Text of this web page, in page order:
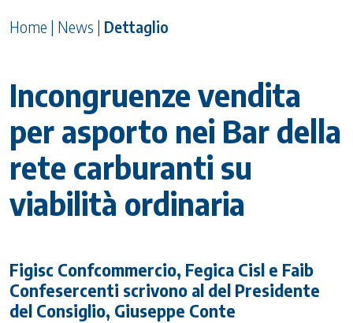
Home | News | Dettaglio
Incongruenze vendita
per asporto nei Bar della
rete carburanti su
viabilità ordinaria
Figisc Confcommercio, Fegica Cisl e Faib
Confesercenti scrivono al del Presidente
del Consiglio, Giuseppe Conte